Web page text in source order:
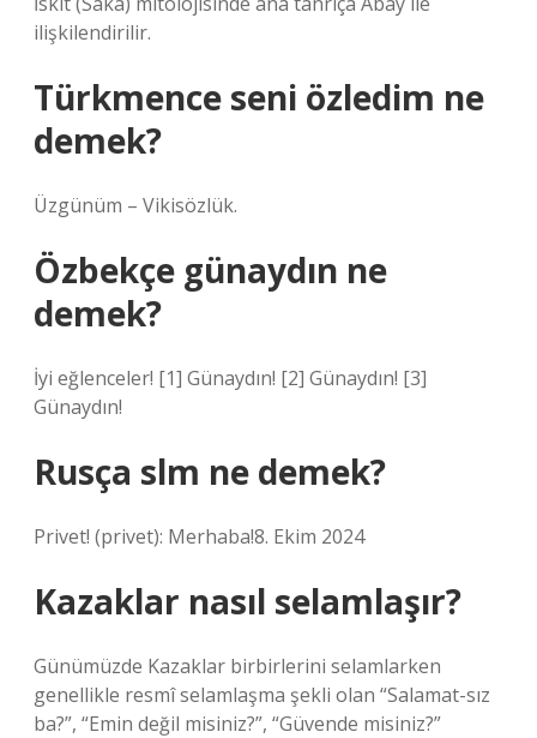
ilişkilendirilir.
Türkmence seni özledim ne
demek?
Üzgünüm – Vikisözlük.
Özbekçe günaydın ne
demek?
İyi eğlenceler! [1] Günaydın! [2] Günaydın! [3]
Günaydın!
Rusça slm ne demek?
Privet! (privet): Merhaba!8. Ekim 2024
Kazaklar nasıl selamlaşır?
Günümüzde Kazaklar birbirlerini selamlarken
genellikle resmî selamlaşma şekli olan “Salamat-sız
ba?”, “Emin değil misiniz?”, “Güvende misiniz?”